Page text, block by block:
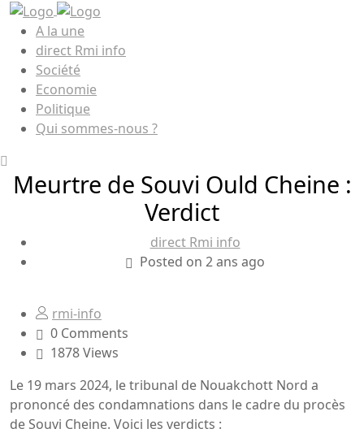
A la une
direct Rmi info
Société
Economie
Politique
Qui sommes-nous ?
Meurtre de Souvi Ould Cheine :
Verdict
direct Rmi info
Posted on 2 ans ago
rmi-info
0 Comments
1878 Views
Le 19 mars 2024, le tribunal de Nouakchott Nord a
prononcé des condamnations dans le cadre du procès
de Souvi Cheine. Voici les verdicts :